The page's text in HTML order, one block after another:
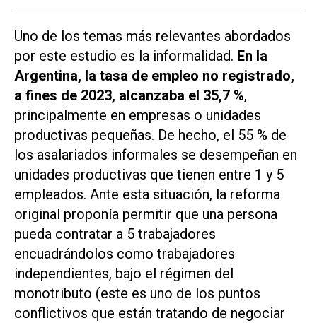
Uno de los temas más relevantes abordados
por este estudio es la informalidad. En la
Argentina, la tasa de empleo no registrado,
a fines de 2023, alcanzaba el 35,7 %,
principalmente en empresas o unidades
productivas pequeñas. De hecho, el 55 % de
los asalariados informales se desempeñan en
unidades productivas que tienen entre 1 y 5
empleados. Ante esta situación, la reforma
original proponía permitir que una persona
pueda contratar a 5 trabajadores
encuadrándolos como trabajadores
independientes, bajo el régimen del
monotributo (este es uno de los puntos
conflictivos que están tratando de negociar